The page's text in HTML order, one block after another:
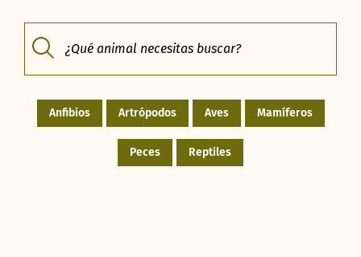
Anfibios Artrópodos Aves Mamíferos
Peces Reptiles